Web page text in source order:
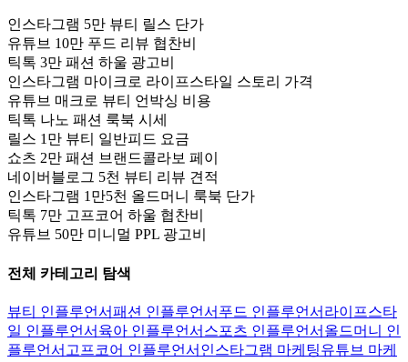
인스타그램 5만 뷰티 릴스 단가
유튜브 10만 푸드 리뷰 협찬비
틱톡 3만 패션 하울 광고비
인스타그램 마이크로 라이프스타일 스토리 가격
유튜브 매크로 뷰티 언박싱 비용
틱톡 나노 패션 룩북 시세
릴스 1만 뷰티 일반피드 요금
쇼츠 2만 패션 브랜드콜라보 페이
네이버블로그 5천 뷰티 리뷰 견적
인스타그램 1만5천 올드머니 룩북 단가
틱톡 7만 고프코어 하울 협찬비
유튜브 50만 미니멀 PPL 광고비
전체 카테고리 탐색
뷰티 인플루언서패션 인플루언서 푸드 인플루언서 라이프스타
일 인플루언서 육아 인플루언서 스포츠 인플루언서 올드머니 인
플루언서 고프코어 인플루언서 인스타그램 마케팅유튜브 마케